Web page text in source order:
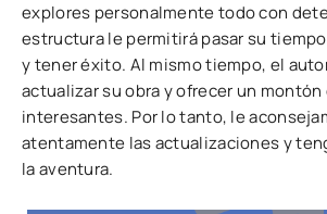
explores personalmente todo con
estructura le permitirá pasar su
y tener éxito. Al mismo tiempo, el
actualizar su obra y ofrecer un
interesantes. Por lo tanto, le
atentamente las actualizaciones y
la aventura.